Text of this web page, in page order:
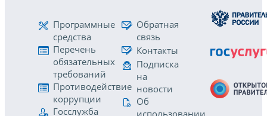
Программные
средства
Перечень
обязательных
требований
Противодействие
коррупции
Госслужба
Обратная
связь
Контакты
Подписка
на
новости
Об
использовании